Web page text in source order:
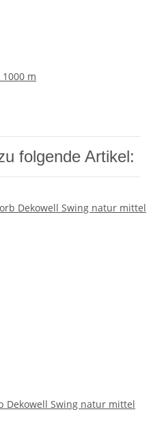
m
folgende Artikel:
Dekowell Swing natur mittel